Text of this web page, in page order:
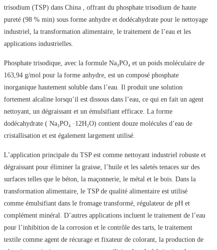
trisodium (TSP) dans China , offrant du phosphate trisodium de haute
pureté (98 % min) sous forme anhydre et dodécahydrate pour le nettoyage
industriel, la transformation alimentaire, le traitement de l’eau et les
applications industrielles.
Phosphate trisodique, avec la formule Na₃PO₄ et un poids moléculaire de
163,94 g/mol pour la forme anhydre, est un composé phosphate
inorganique hautement soluble dans l’eau. Il produit une solution
fortement alcaline lorsqu’il est dissous dans l’eau, ce qui en fait un agent
nettoyant, un dégraissant et un émulsifiant efficace. La forme
dodécahydrate ( Na₃PO₄ ·12H₂O) contient douze molécules d’eau de
cristallisation et est également largement utilisé.
L’application principale du TSP est comme nettoyant industriel robuste et
dégraissant pour éliminer la graisse, l’huile et les saletés tenaces sur des
surfaces telles que le béton, la maçonnerie, le métal et le bois. Dans la
transformation alimentaire, le TSP de qualité alimentaire est utilisé
comme émulsifiant dans le fromage transformé, régulateur de pH et
complément minéral. D’autres applications incluent le traitement de l’eau
pour l’inhibition de la corrosion et le contrôle des tarts, le traitement
textile comme agent de récurage et fixateur de colorant, la production de